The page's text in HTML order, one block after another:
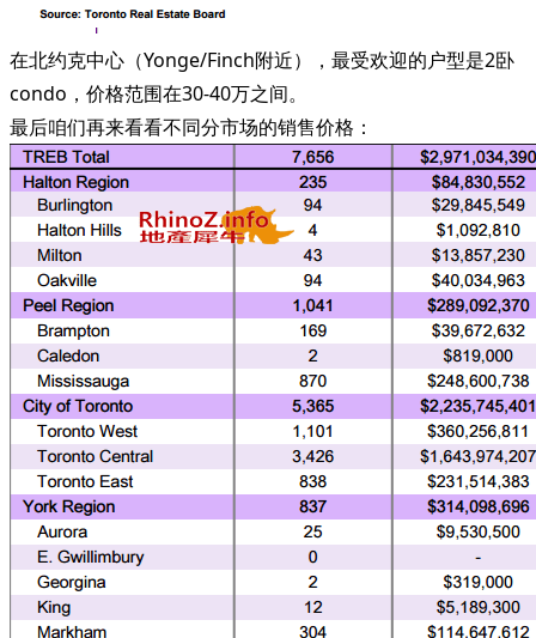
在北约克中心（Yonge/Finch附近），最受欢迎的户型是2卧
condo，价格范围在30-40万之间。
最后咱们再来看看不同分市场的销售价格：